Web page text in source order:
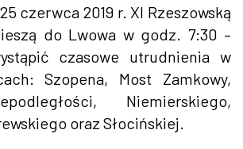
czerwca 2019 r. XI Rzeszowską
do Lwowa w godz. 7:30 –
czasowe utrudnienia w
Szopena, Most Zamkowy,
Niemierskiego,
oraz Słocińskiej.